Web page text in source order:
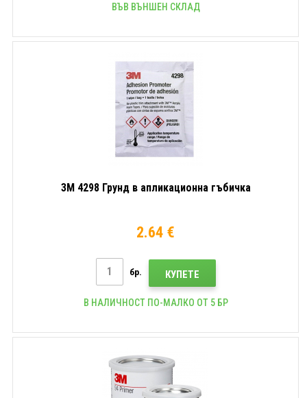
ВЪВ ВЪНШЕН СКЛАД
3M 4298 Грунд в апликационна гъбичка
2.64 €
бр. КУПЕТЕ
В НАЛИЧНОСТ ПО-МАЛКО ОТ 5 БР